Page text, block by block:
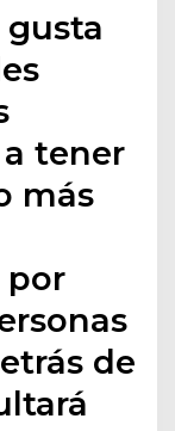
gusta
tener
más
por
de